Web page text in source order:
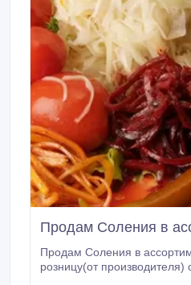
Продам Соления в
Продам Соления в ассортименте,
розницу(от производителя)